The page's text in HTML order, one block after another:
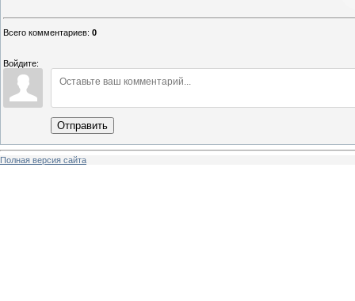
Всего комментариев: 0
Войдите:
Отправить
Полная версия сайта